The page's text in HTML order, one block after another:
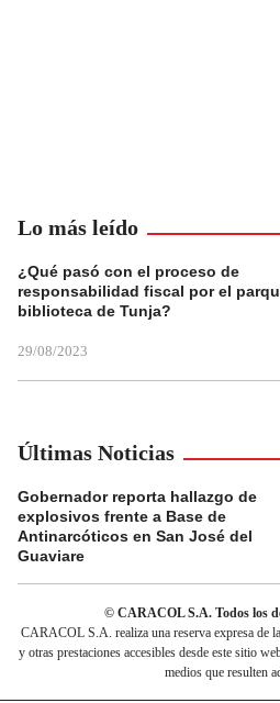
Lo más leído
¿Qué pasó con el proceso de
responsabilidad fiscal por el
biblioteca de Tunja?
29/08/2023
Últimas Noticias
Gobernador reporta hallazgo de
explosivos frente a Base de
Antinarcóticos en San José del
Guaviare
© CARACOL S.A. Todos los
CARACOL S.A. realiza una reserva expresa de
y otras prestaciones accesibles desde este sitio
medios que resulten